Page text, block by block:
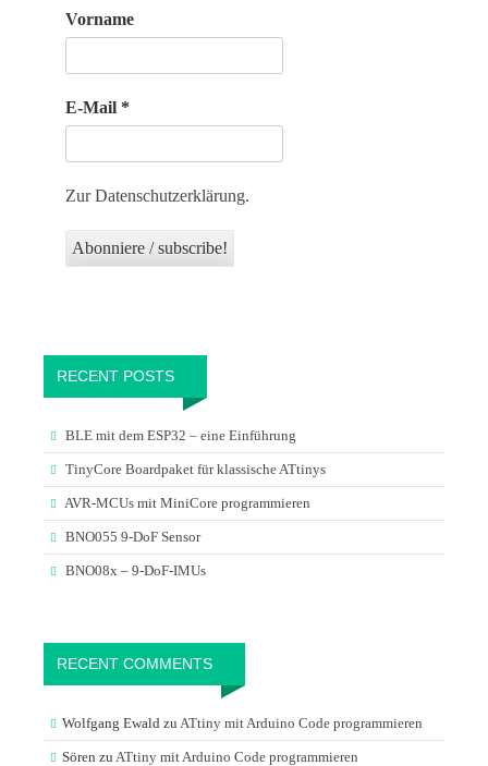
Vorname
E-Mail *
Zur Datenschutzerklärung.
RECENT POSTS
BLE mit dem ESP32 – eine Einführung
TinyCore Boardpaket für klassische ATtinys
AVR-MCUs mit MiniCore programmieren
BNO055 9-DoF Sensor
BNO08x – 9-DoF-IMUs
RECENT COMMENTS
Wolfgang Ewald zu ATtiny mit Arduino Code programmieren
Sören zu ATtiny mit Arduino Code programmieren